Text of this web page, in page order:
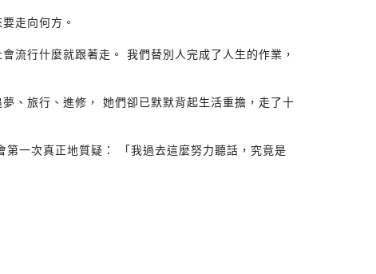
走向何方。
流行什麼就跟著走。 我們替別人完成了人生的作業，
、旅行、進修， 她們卻已默默背起生活重擔，走了十
一次真正地質疑： 「我過去這麼努力聽話，究竟是